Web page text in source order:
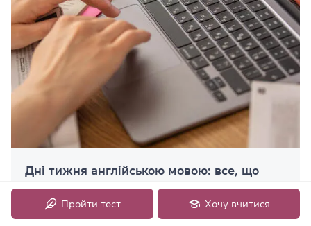
Дні тижня англійською мовою: все, що
треба знати
Пройти тест Хочу вчитися